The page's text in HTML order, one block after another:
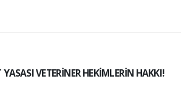
VETERİNER HEKİMLERİN HAKKI!